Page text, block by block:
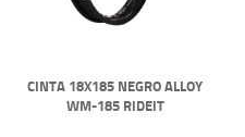
CINTA 18X185 NEGRO ALLOY
WM-185 RIDEIT